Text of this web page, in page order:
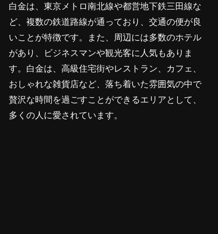
白金は、東京メトロ南北線や都営地下鉄三田線な
ど、複数の鉄道路線が通っており、交通の便が良
いことが特徴です。また、周辺には多数のホテル
があり、ビジネスマンや観光客に人気もありま
す。白金は、高級住宅街やレストラン、カフェ、
おしゃれな雑貨店など、落ち着いた雰囲気の中で
贅沢な時間を過ごすことができるエリアとして、
多くの人に愛されています。